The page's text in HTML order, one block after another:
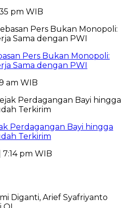
pm WIB
Pers Bukan Monopoli:
Sama dengan PWI
am WIB
Perdagangan Bayi hingga
Terkirim
pm WIB